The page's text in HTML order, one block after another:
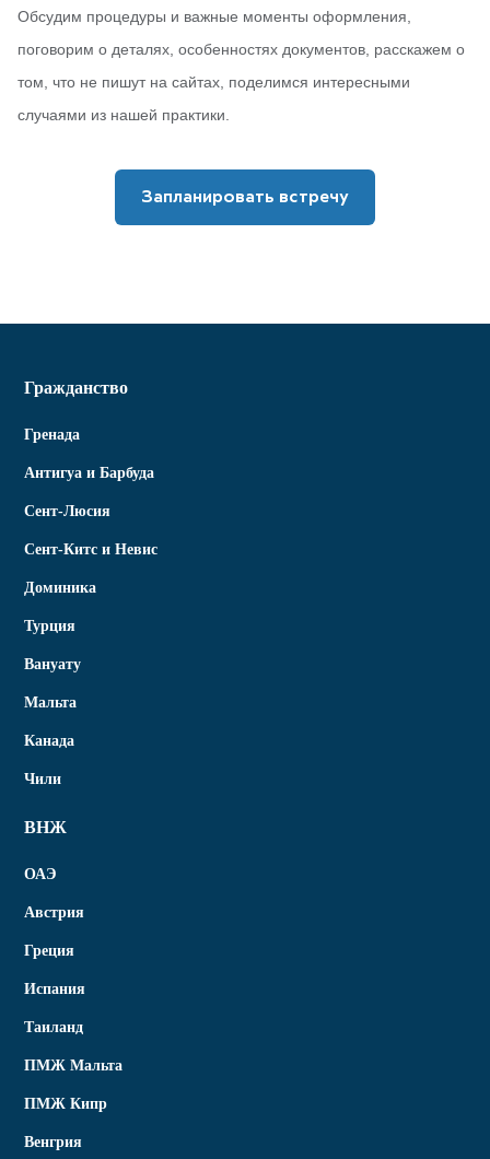
Обсудим процедуры и важные моменты оформления,
поговорим о деталях, особенностях документов, расскажем о
том, что не пишут на сайтах, поделимся интересными
случаями из нашей практики.
Запланировать встречу
Гражданство
Гренада
Антигуа и Барбуда
Сент-Люсия
Сент-Китс и Невис
Доминика
Турция
Вануату
Мальта
Канада
Чили
ВНЖ
ОАЭ
Австрия
Греция
Испания
Таиланд
ПМЖ Мальта
ПМЖ Кипр
Венгрия